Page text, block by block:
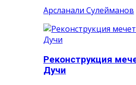
Арсланали Сулейманов
Реконструкция
Дучи